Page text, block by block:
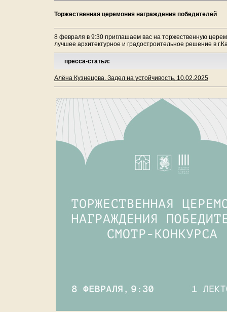
Торжественная церемония награждения победителей
8 февраля в 9:30 приглашаем вас на торжественную
лучшее архитектурное и градостроительное решение в
пресса-статьи:
Алёна Кузнецова. Задел на устойчивость, 10.02.2025